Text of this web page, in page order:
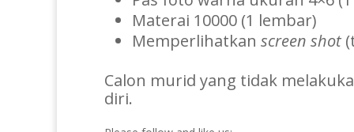
Materai 10000 (1 lembar)
Memperlihatkan screen shot
Calon murid yang tidak
diri.